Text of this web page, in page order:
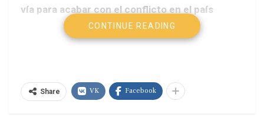
vía para acabar con el conflicto en el país
ministro israelí, Benjamin Netanyahu; Kerry
CONTINUE READING
Share VK Facebook